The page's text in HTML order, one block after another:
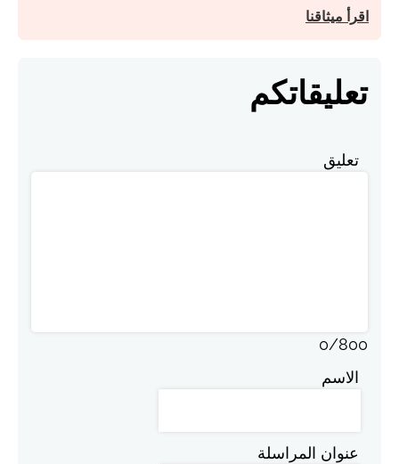
اقرأ ميثاقنا
تعليقاتكم
تعليق
0/800
الاسم
عنوان المراسلة